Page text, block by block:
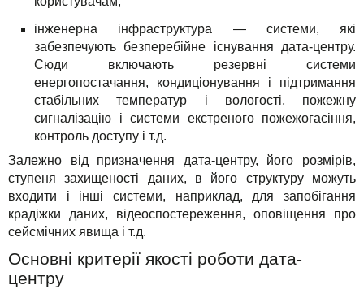
інженерна інфраструктура — системи, які
забезпечують безперебійне існування дата-центру.
Сюди включають резервні системи
енергопостачання, кондиціонування і підтримання
стабільних температур і вологості, пожежну
сигналізацію і системи екстреного пожежогасіння,
контроль доступу і т.д.
Залежно від призначення дата-центру, його розмірів,
ступеня захищеності даних, в його структуру можуть
входити і інші системи, наприклад, для запобігання
крадіжки даних, відеоспостереження, оповіщення про
сейсмічних явища і т.д.
Основні критерії якості роботи дата-
центру